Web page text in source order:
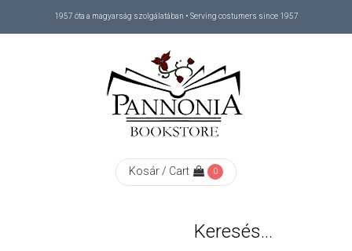
1957 óta a magyarság szolgálatában • Serving costumers since 1957
Kosár / Cart 0
Keresés…